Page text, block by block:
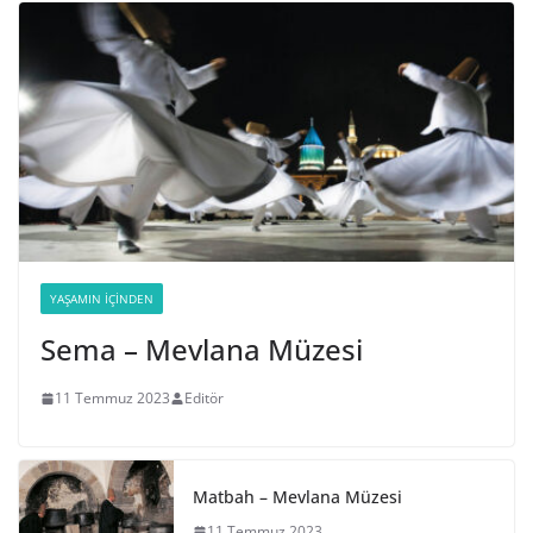
YAŞAMIN İÇINDEN
Sema – Mevlana Müzesi
11 Temmuz 2023 Editör
Matbah – Mevlana Müzesi